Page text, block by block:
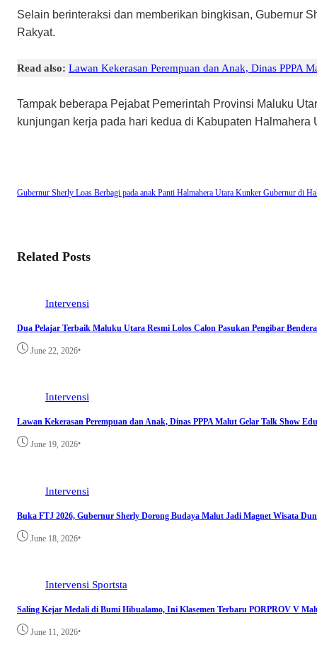
Selain berinteraksi dan memberikan bingkisan, Gubernur
Rakyat.
Read also: Lawan Kekerasan Perempuan dan Anak, Dinas PPPA
Tampak beberapa Pejabat Pemerintah Provinsi Maluku
kunjungan kerja pada hari kedua di Kabupaten Halmahera
Gubernur Sherly Loas Berbagi pada anak Panti Halmahera Utara Kunker Gubernur di
Related Posts
Intervensi
Dua Pelajar Terbaik Maluku Utara Resmi Lolos Calon Pasukan Pengibar
June 22, 2026•
Intervensi
Lawan Kekerasan Perempuan dan Anak, Dinas PPPA Malut Gelar Talk Show
June 19, 2026•
Intervensi
Buka FTJ 2026, Gubernur Sherly Dorong Budaya Malut Jadi Magnet Wisata
June 18, 2026•
Intervensi Sportsta
Saling Kejar Medali di Bumi Hibualamo, Ini Klasemen Terbaru PORPROV V
June 11, 2026•